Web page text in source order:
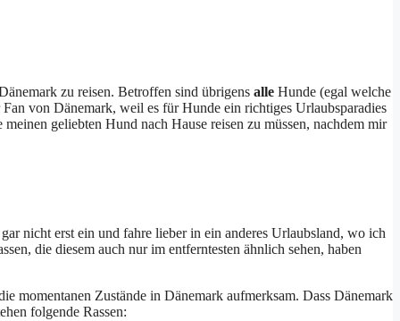
zu reisen. Betroffen sind übrigens alle Hunde (egal welche
von Dänemark, weil es für Hunde ein richtiges Urlaubsparadies
geliebten Hund nach Hause reisen zu müssen, nachdem mir
nicht erst ein und fahre lieber in ein anderes Urlaubsland, wo ich
die diesem auch nur im entferntesten ähnlich sehen, haben
momentanen Zustände in Dänemark aufmerksam. Dass Dänemark
folgende Rassen: